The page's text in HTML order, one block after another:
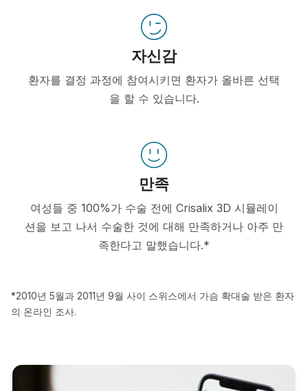
자신감
환자를 결정 과정에 참여시키면 환자가 올바른 선택
을 할 수 있습니다.
만족
여성들 중 100%가 수술 전에 Crisalix 3D 시뮬레이
션을 보고 나서 수술한 것에 대해 만족하거나 아주 만
족한다고 말했습니다.*
*2010년 5월과 2011년 9월 사이 스위스에서 가슴 확대술 받은 환자
의 온라인 조사.